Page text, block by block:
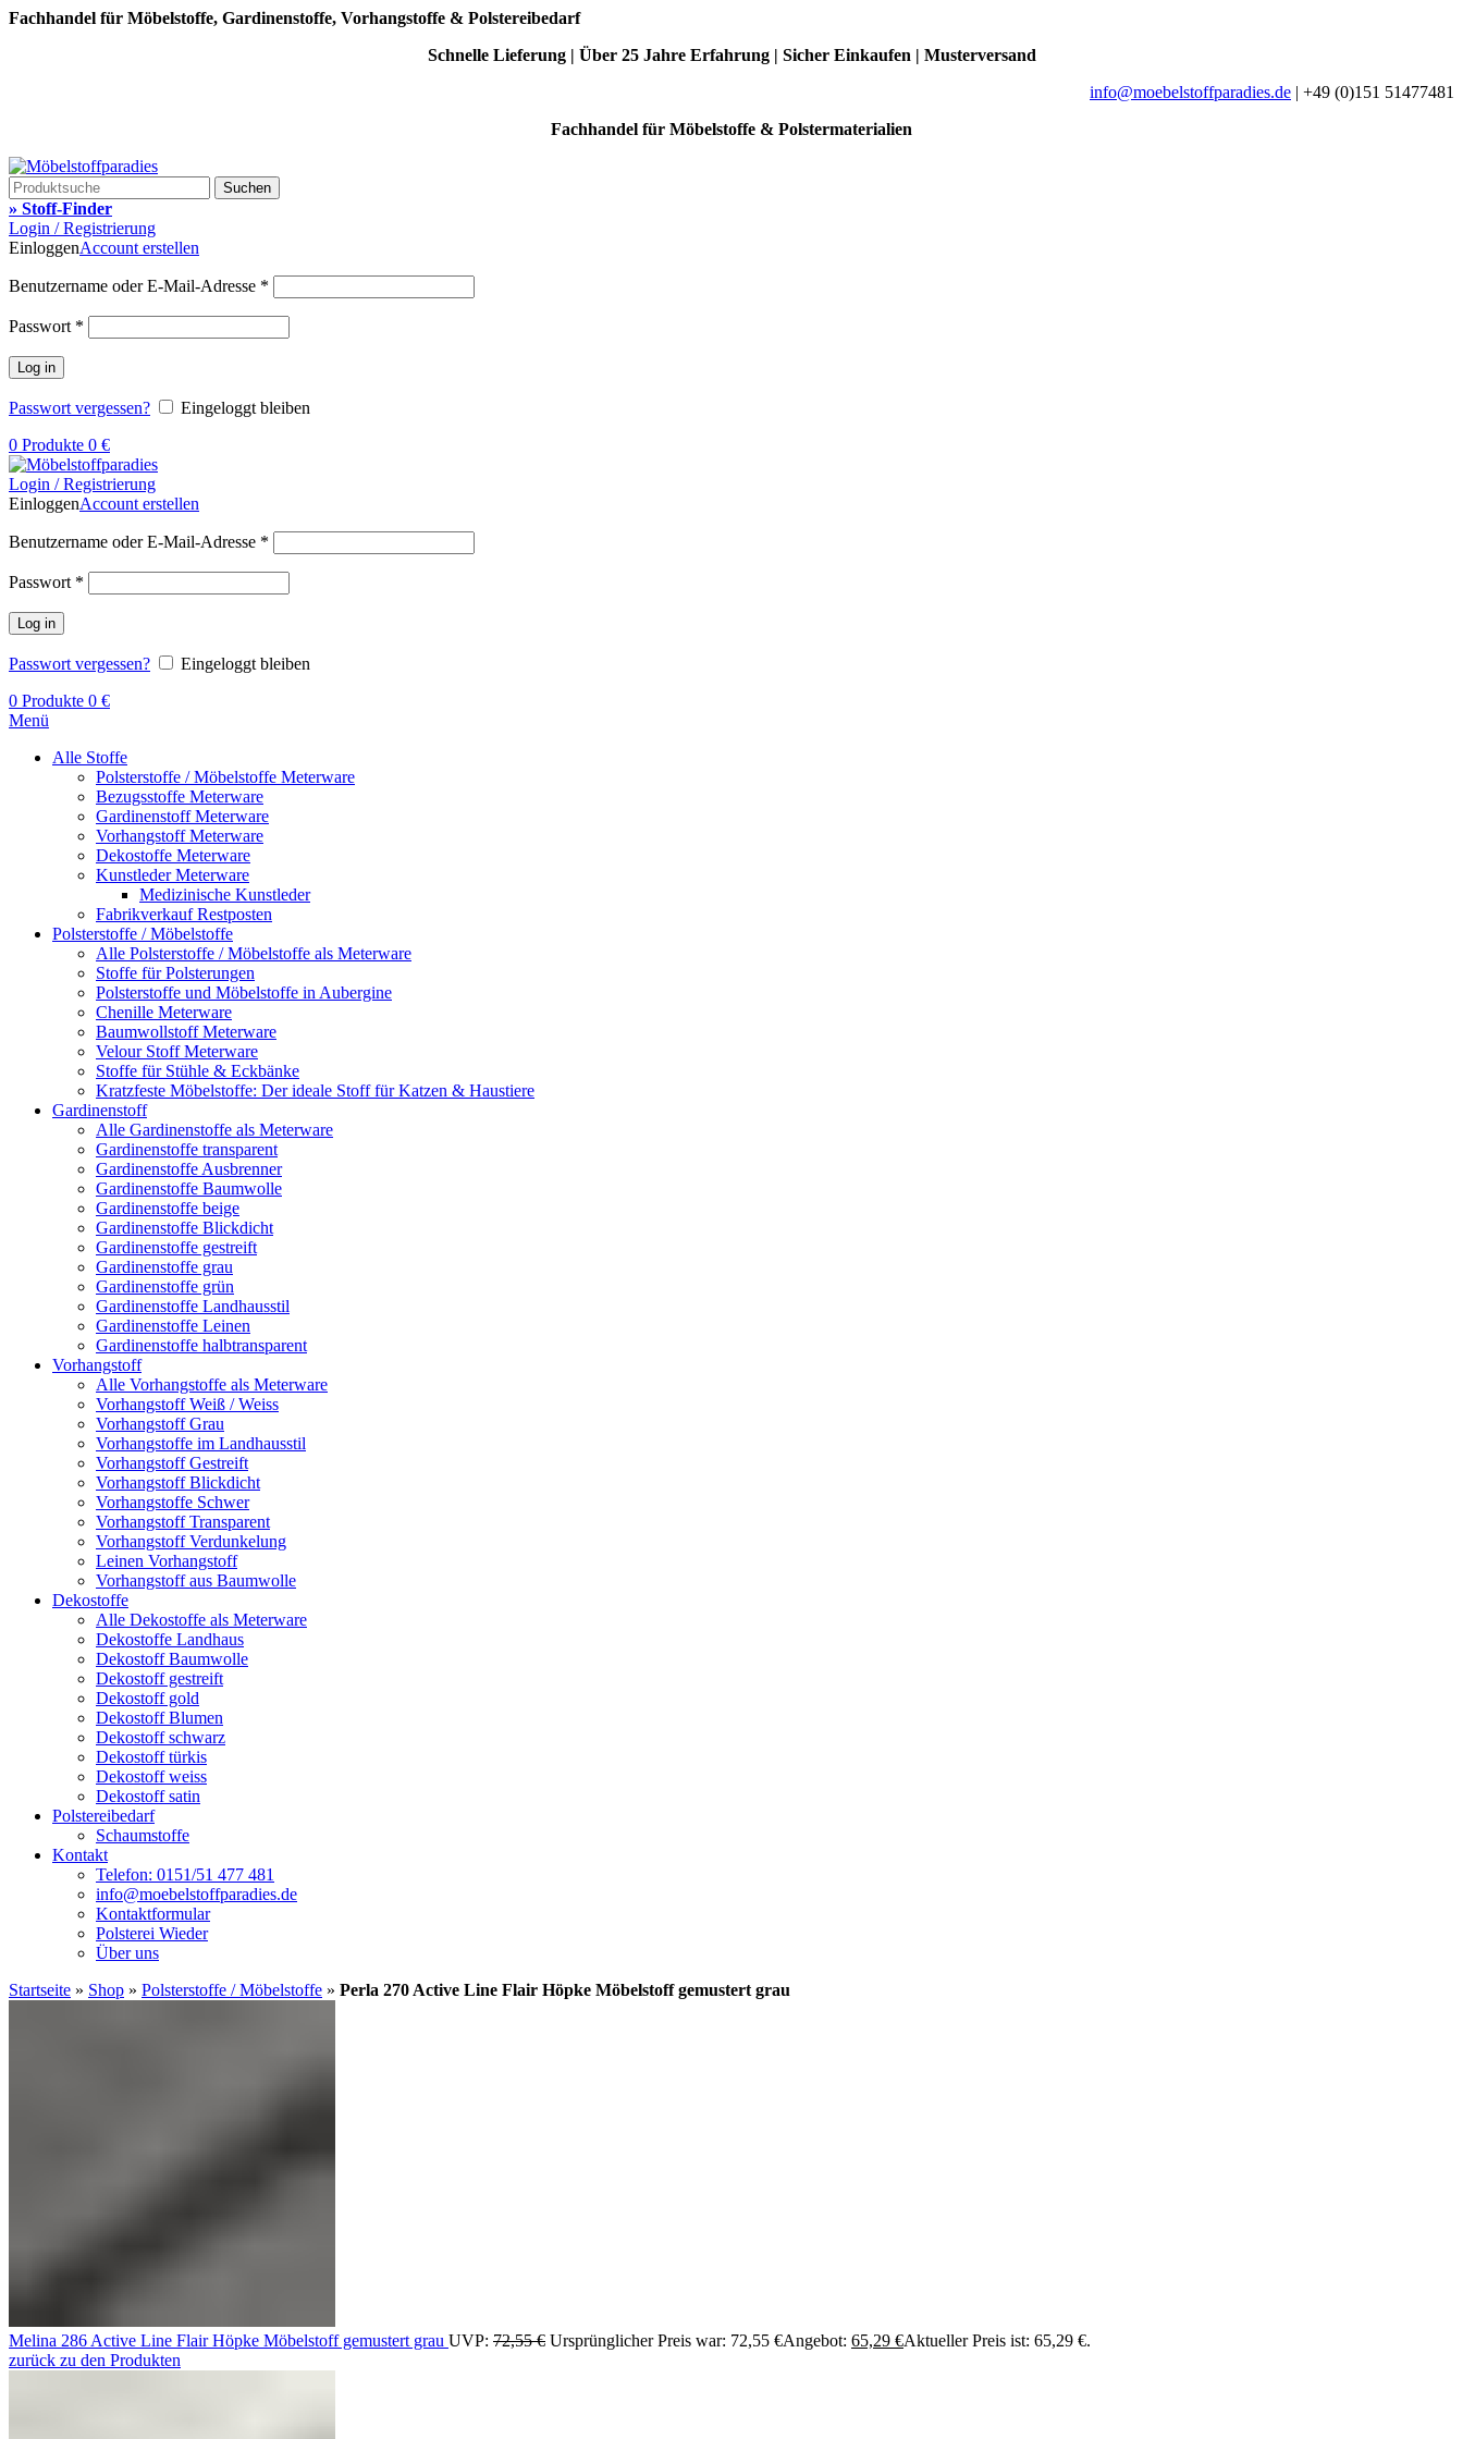
Fachhandel für Möbelstoffe, Gardinenstoffe, Vorhangstoffe & Polstereibedarf
Schnelle Lieferung | Über 25 Jahre Erfahrung | Sicher Einkaufen | Musterversand
info@moebelstoffparadies.de | +49 (0)151 51477481
Fachhandel für Möbelstoffe & Polstermaterialien
Suchen
» Stoff-Finder
Login / Registrierung
EinloggenAccount erstellen
Benutzername oder E-Mail-Adresse *
Passwort *
Log in
Passwort vergessen?
Eingeloggt bleiben
0 Produkte 0 €
Login / Registrierung
EinloggenAccount erstellen
Benutzername oder E-Mail-Adresse *
Passwort *
Log in
Passwort vergessen?
Eingeloggt bleiben
0 Produkte 0 €
Menü
Alle Stoffe
Polsterstoffe / Möbelstoffe Meterware
Bezugsstoffe Meterware
Gardinenstoff Meterware
Vorhangstoff Meterware
Dekostoffe Meterware
Kunstleder Meterware
Medizinische Kunstleder
Fabrikverkauf Restposten
Polsterstoffe / Möbelstoffe
Alle Polsterstoffe / Möbelstoffe als Meterware
Stoffe für Polsterungen
Polsterstoffe und Möbelstoffe in Aubergine
Chenille Meterware
Baumwollstoff Meterware
Velour Stoff Meterware
Stoffe für Stühle & Eckbänke
Kratzfeste Möbelstoffe: Der ideale Stoff für Katzen & Haustiere
Gardinenstoff
Alle Gardinenstoffe als Meterware
Gardinenstoffe transparent
Gardinenstoffe Ausbrenner
Gardinenstoffe Baumwolle
Gardinenstoffe beige
Gardinenstoffe Blickdicht
Gardinenstoffe gestreift
Gardinenstoffe grau
Gardinenstoffe grün
Gardinenstoffe Landhausstil
Gardinenstoffe Leinen
Gardinenstoffe halbtransparent
Vorhangstoff
Alle Vorhangstoffe als Meterware
Vorhangstoff Weiß / Weiss
Vorhangstoff Grau
Vorhangstoffe im Landhausstil
Vorhangstoff Gestreift
Vorhangstoff Blickdicht
Vorhangstoffe Schwer
Vorhangstoff Transparent
Vorhangstoff Verdunkelung
Leinen Vorhangstoff
Vorhangstoff aus Baumwolle
Dekostoffe
Alle Dekostoffe als Meterware
Dekostoffe Landhaus
Dekostoff Baumwolle
Dekostoff gestreift
Dekostoff gold
Dekostoff Blumen
Dekostoff schwarz
Dekostoff türkis
Dekostoff weiss
Dekostoff satin
Polstereibedarf
Schaumstoffe
Kontakt
Telefon: 0151/51 477 481
info@moebelstoffparadies.de
Kontaktformular
Polsterei Wieder
Über uns
Startseite » Shop » Polsterstoffe / Möbelstoffe » Perla 270 Active Line Flair Höpke Möbelstoff gemustert grau
Melina 286 Active Line Flair Höpke Möbelstoff gemustert grau UVP: 72,55€ Ursprünglicher Preis war: 72,55 €Angebot: 65,29 €Aktueller Preis ist: 65,29 €.
zurück zu den Produkten